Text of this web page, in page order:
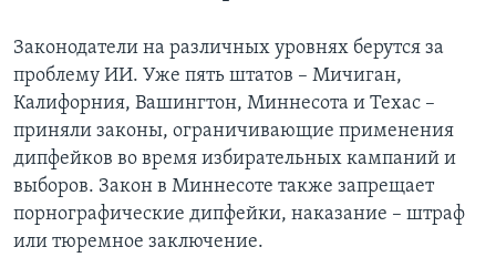
Законодатели на различных уровнях берутся за
проблему ИИ. Уже пять штатов – Мичиган,
Калифорния, Вашингтон, Миннесота и Техас –
приняли законы, ограничивающие применения
дипфейков во время избирательных кампаний и
выборов. Закон в Миннесоте также запрещает
порнографические дипфейки, наказание – штраф
или тюремное заключение.